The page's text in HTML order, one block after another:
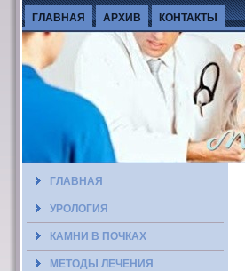
ГЛАВНАЯ АРХИВ КОНТАКТЫ
ГЛАВНАЯ
УРОЛОГИЯ
КАМНИ В ПОЧКАХ
МЕТОДЫ ЛЕЧЕНИЯ